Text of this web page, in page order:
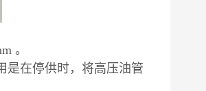
。
是在停供时，将高压油管